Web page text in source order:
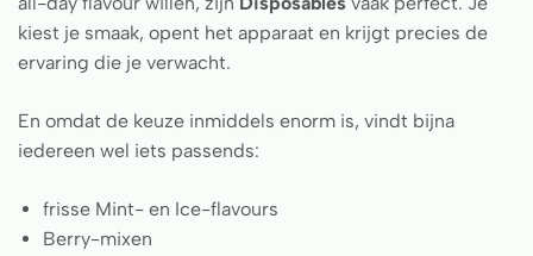
kiest je smaak, opent het apparaat en krijgt precies de
ervaring die je verwacht.
En omdat de keuze inmiddels enorm is, vindt bijna
iedereen wel iets passends:
frisse Mint- en Ice-flavours
Berry-mixen